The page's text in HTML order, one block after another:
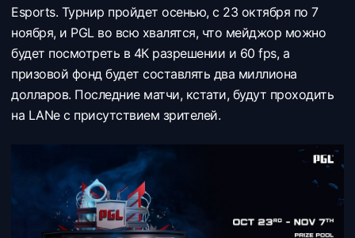
Esports. Турнир пройдет осенью, с 23 октября по 7
ноября, и PGL во всю хвалятся, что мейджор можно
будет посмотреть в 4К разрешении и 60 fps, а
призовой фонд будет составлять два миллиона
долларов. Последние матчи, кстати, будут проходить
на LANе с присутствием зрителей.